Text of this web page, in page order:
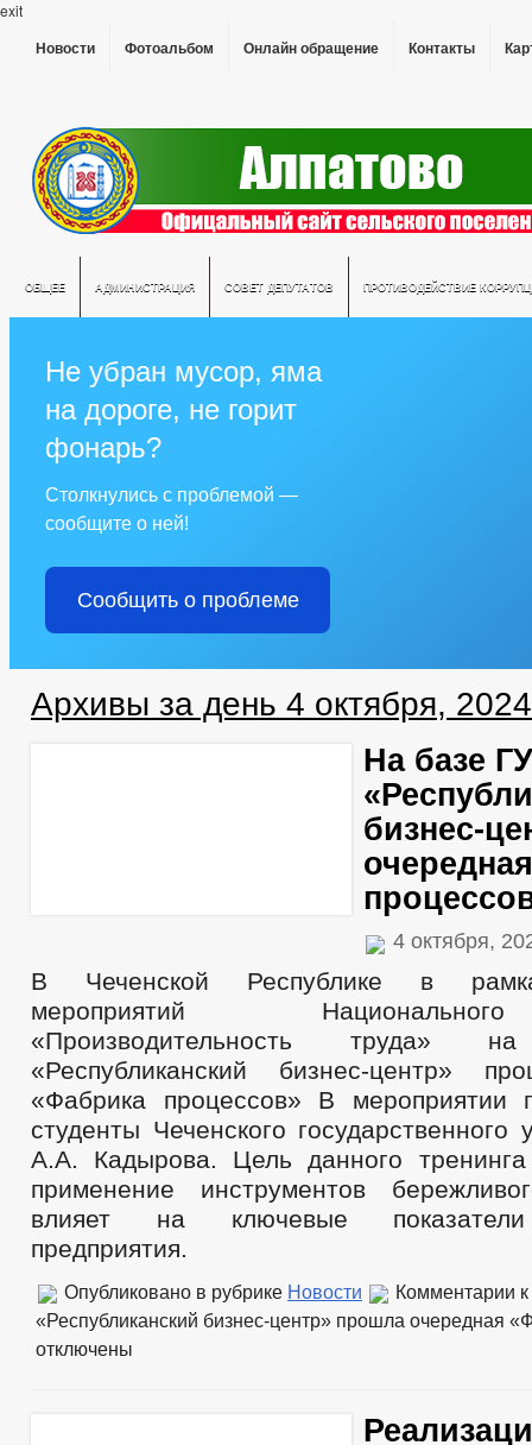
exit
Новости Фотоальбом Онлайн обращение Контакты
ОБЩЕЕ АДМИНИСТРАЦИЯ СОВЕТ ДЕПУТАТОВ ПРОТИВОДЕЙСТВИЕ
Не убран мусор, яма
на дороге, не горит
фонарь?
Столкнулись с проблемой —
сообщите о ней!
Сообщить о проблеме
Архивы за день 4 октября, 2024
На базе
бизнес-
4 октября,
В Чеченской Республике в
мероприятий
«Производительность
«Республиканский бизнес-центр»
«Фабрика процессов» В мероприятии
студенты Чеченского государственного
А.А. Кадырова. Цель данного тренинга
применение инструментов
влияет на ключевые показатели
предприятия.
Опубликовано в рубрике Новости Комментарии
«Республиканский бизнес-центр» прошла очередная
отключены